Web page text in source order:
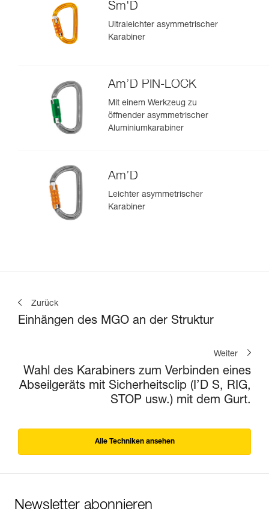
Sm'D
Ultraleichter asymmetrischer
Karabiner
Am’D PIN-LOCK
Mit einem Werkzeug zu
öffnender asymmetrischer
Aluminiumkarabiner
Am’D
Leichter asymmetrischer
Karabiner
Zurück
Einhängen des MGO an der Struktur
Weiter
Wahl des Karabiners zum Verbinden eines
Abseilgeräts mit Sicherheitsclip (I’D S, RIG,
STOP usw.) mit dem Gurt.
Alle Techniken ansehen
Newsletter abonnieren